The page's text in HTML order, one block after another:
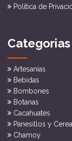
Política de
Artesanías
Bebidas
Bombones
Botanas
Cacahuates
Panesillos y
Chamoy